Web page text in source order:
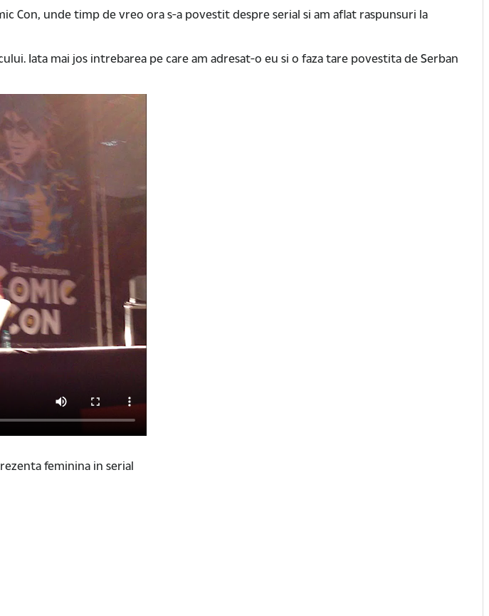
Con, unde timp de vreo ora s-a povestit despre serial si am aflat raspunsuri la
Iata mai jos intrebarea pe care am adresat-o eu si o faza tare povestita de Serban
feminina in serial